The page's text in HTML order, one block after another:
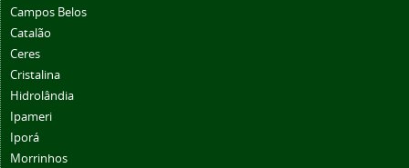
Campos Belos
Catalão
Ceres
Cristalina
Hidrolândia
Ipameri
Iporá
Morrinhos